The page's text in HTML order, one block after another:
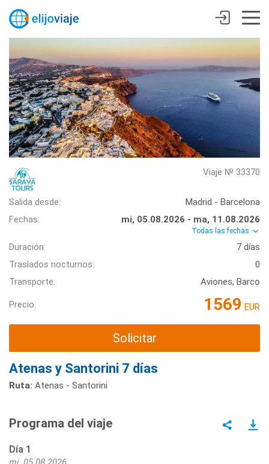
Viaje № 33370
Salida desde:
Madrid - Barcelona
Fechas:
mi, 05.08.2026 - ma, 11.08.2026
Todas las fechas
Duración:
7 días
Traslados nocturnos:
0
Transporte:
Aviones, Barco
Precio: 1569 EUR
Solicitar
Atenas y Santorini 7 días
Ruta: Atenas - Santorini
Programa del viaje
Día 1